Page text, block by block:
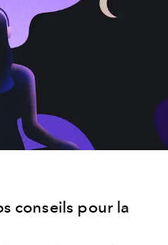
conseils pour la